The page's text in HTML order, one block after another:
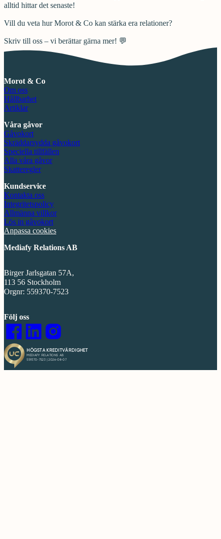
alltid hittar det senaste!
Vill du veta hur Morot & Co kan stärka era relationer?
Skriv till oss – vi berättar gärna mer! 💬
Morot & Co
Om oss
Hållbarhet
Artiklar
Våra gåvor
Gåvokort
Skräddarsydda gåvokort
Speciella tillfällen
Alla våra gåvor
Skatteregler
Kundservice
Kontakta oss
Integritetspolicy
Allmänna villkor
Lös in gåvokort
Anpassa cookies
Mediafy Relations AB
Birger Jarlsgatan 57A,
113 56 Stockholm
Orgnr: 559370-7523
Följ oss